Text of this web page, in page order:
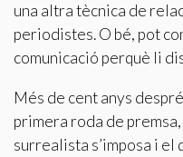
una altra tècnica de
periodistes. O bé, pot
comunicació perquè li
Més de cent anys
primera roda de
surrealista s’imposa i el